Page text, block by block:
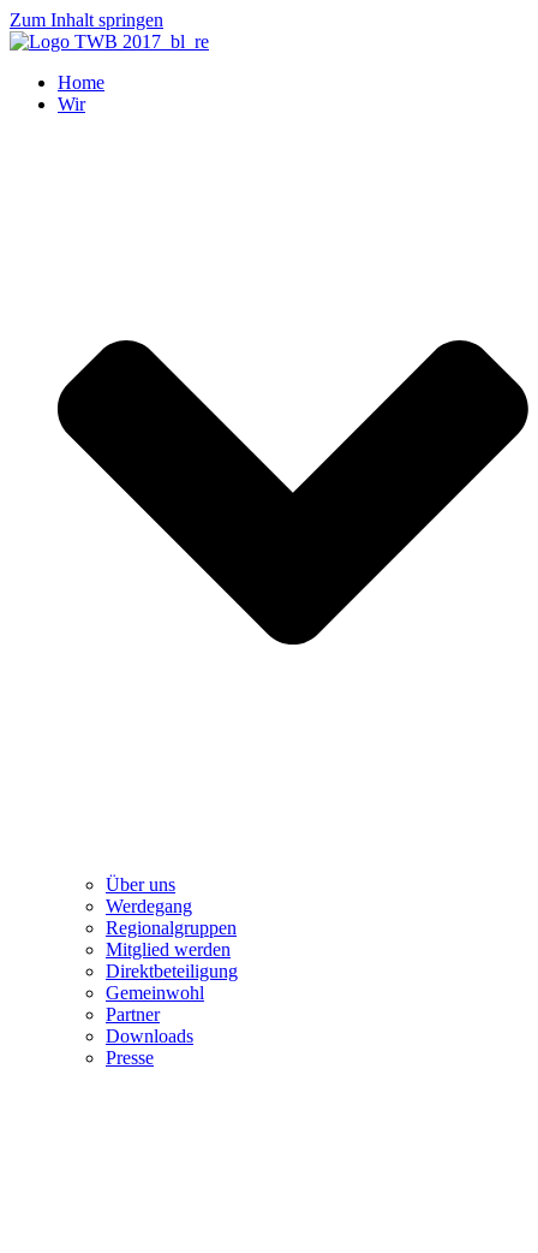
Zum Inhalt springen
Home
Wir
Über uns
Werdegang
Regionalgruppen
Mitglied werden
Direktbeteiligung
Gemeinwohl
Partner
Downloads
Presse